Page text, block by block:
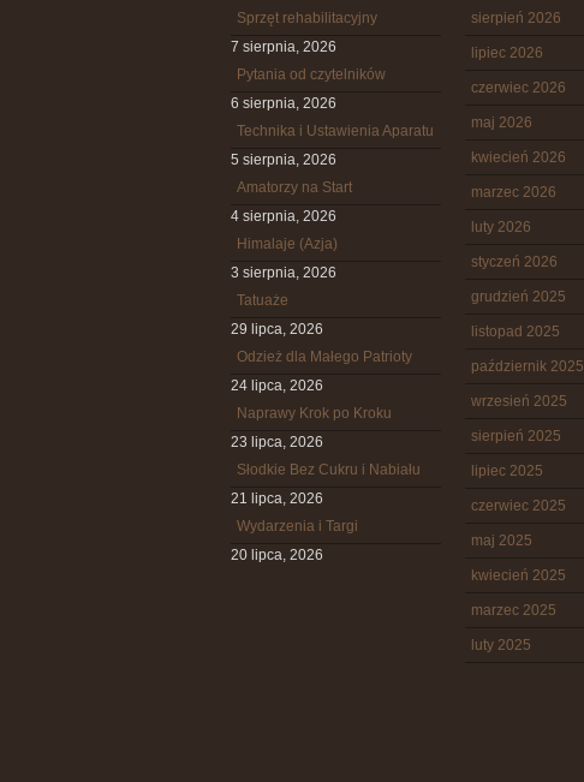
Sprzęt rehabilitacyjny
7 sierpnia, 2026
Pytania od czytelników
6 sierpnia, 2026
Technika i Ustawienia Aparatu
5 sierpnia, 2026
Amatorzy na Start
4 sierpnia, 2026
Himalaje (Azja)
3 sierpnia, 2026
Tatuaże
29 lipca, 2026
Odzież dla Małego Patrioty
24 lipca, 2026
Naprawy Krok po Kroku
23 lipca, 2026
Słodkie Bez Cukru i Nabiału
21 lipca, 2026
Wydarzenia i Targi
20 lipca, 2026
sierpień 2026
lipiec 2026
czerwiec 2026
maj 2026
kwiecień 2026
marzec 2026
luty 2026
styczeń 2026
grudzień 2025
listopad 2025
październik 2025
wrzesień 2025
sierpień 2025
lipiec 2025
czerwiec 2025
maj 2025
kwiecień 2025
marzec 2025
luty 2025